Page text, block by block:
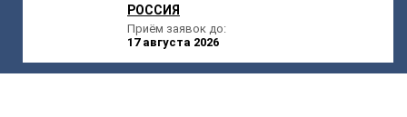
РОССИЯ
Приём заявок до:
17 августа 2026